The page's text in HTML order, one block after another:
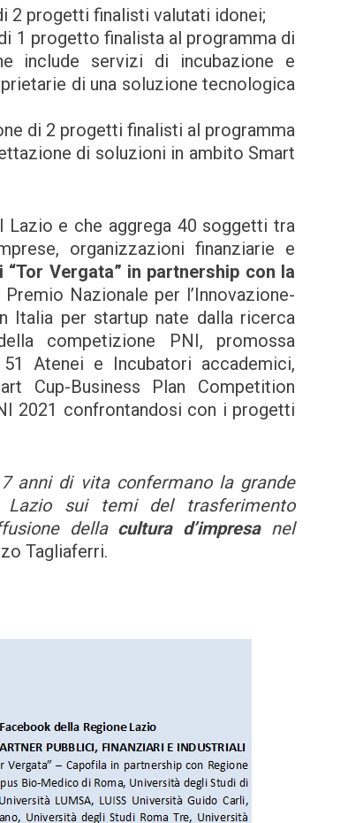
2 progetti finalisti valutati idonei;
1 progetto finalista al programma di
include servizi di incubazione e
di una soluzione tecnologica
di 2 progetti finalisti al programma
di soluzioni in ambito Smart
e che aggrega 40 soggetti tra
organizzazioni finanziarie e
“Tor Vergata” in partnership con la
Premio Nazionale per l’Innovazione-
Italia per startup nate dalla ricerca
competizione PNI, promossa
51 Atenei e Incubatori accademici,
Cup-Business Plan Competition
2021 confrontandosi con i progetti
anni di vita confermano la grande
sui temi del trasferimento
della cultura d’impresa nel
Tagliaferri.